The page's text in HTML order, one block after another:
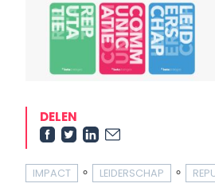
DELEN
IMPACT ∘ LEIDERSCHAP ∘